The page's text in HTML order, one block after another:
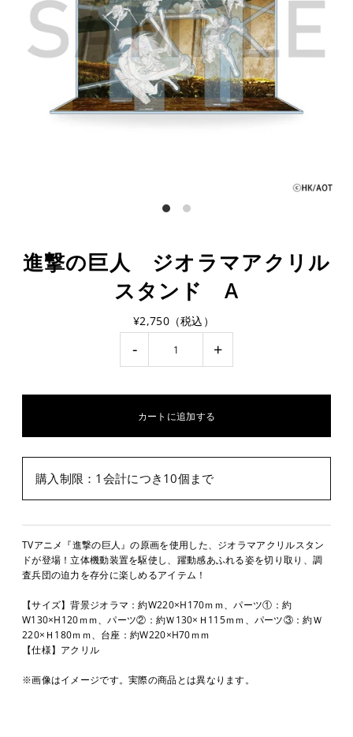
進撃の巨人 ジオラマアクリル
スタンド A
¥2,750（税込）
- +
購入制限：1会計につき10個まで
TVアニメ『進撃の巨人』の原画を使用した、ジオラマアクリルスタン
ドが登場！立体機動装置を駆使し、躍動感あふれる姿を切り取り、調
査兵団の迫力を存分に楽しめるアイテム！
【サイズ】背景ジオラマ：約W220×H170ｍｍ、パーツ①：約
W130×H120ｍｍ、パーツ②：約Ｗ130×Ｈ115ｍｍ、パーツ③：約Ｗ
220×Ｈ180ｍｍ、台座：約W220×H70ｍｍ
【仕様】アクリル
※画像はイメージです。実際の商品とは異なります。